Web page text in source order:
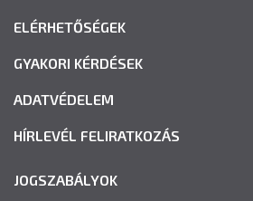
ELÉRHETŐSÉGEK
GYAKORI KÉRDÉSEK
ADATVÉDELEM
HÍRLEVÉL FELIRATKOZÁS
JOGSZABÁLYOK